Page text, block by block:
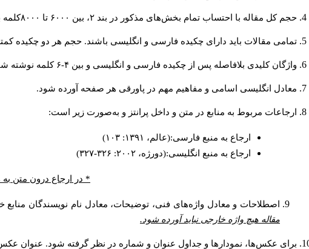
حجم کل مقاله با احتساب تمام بخش‌های مذکور در بند ۲، بین ۶۰۰۰ تا ۸۰۰۰کلمه باشد.
تمامی مقالات باید دارای چکیده فارسی و انگلیسی باشند. حجم هر دو چکیده کمتر از ۲۰۰ و بیشتر از ۲۵۰ کلمه
واژگان کلیدی بلافاصله پس از چکیده فارسی و انگلیسی و بین ۴-۶ کلمه نوشته شود.
معادل انگلیسی اسامی و مفاهیم مهم در پاورقی هر صفحه آورده شود.
ارجاعات مربوط به منابع در متن و داخل پرانتز و به‌صورت زیر است:
ارجاع به منبع فارسی:(عالم، ۱۳۹۱: ۱۰۳)
ارجاع به منبع انگلیسی:(دورژه، ۲۰۰۲: ۳۲۶-۳۲۷)
* در ارجاع درون متن
اصطلاحات و معادل واژه‌های فنی، توضیحات، معادل نام نویسندگان
مقاله هیچ واژه خارجی نباید آورده شود.
برای عکس‌ها، نمودارها و جداول عنوان و شماره در نظر گرفته شود. عنوان